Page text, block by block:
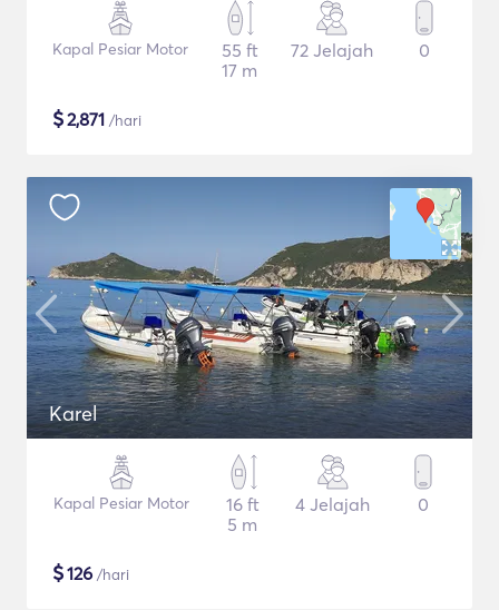
Kapal Pesiar Motor
55 ft
17 m
72 Jelajah 0
$2,871 /hari
Karel
Kapal Pesiar Motor
16 ft
5 m
4 Jelajah 0
$126 /hari